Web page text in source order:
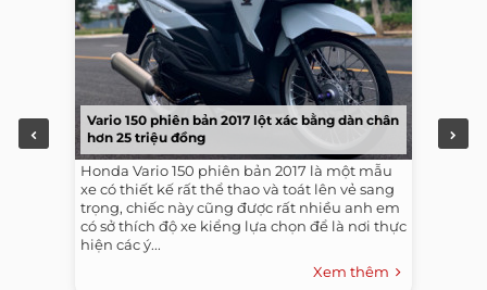
Vario 150 phiên bản 2017 lột xác bằng dàn chân
hơn 25 triệu đồng
Honda Vario 150 phiên bản 2017 là một mẫu
xe có thiết kế rất thể thao và toát lên vẻ sang
trọng, chiếc này cũng được rất nhiều anh em
có sở thích độ xe kiểng lựa chọn để là nơi thực
hiện các ý...
Xem thêm